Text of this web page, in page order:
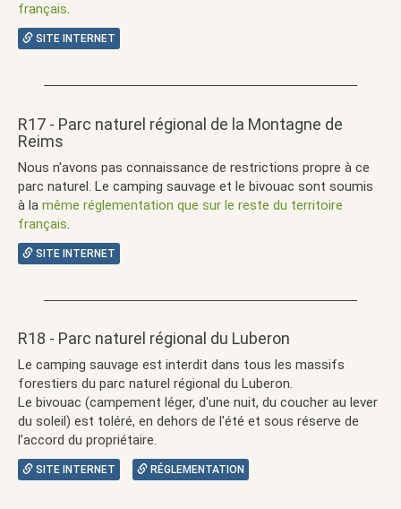
français.
SITE INTERNET
R17 - Parc naturel régional de la Montagne de
Reims
Nous n'avons pas connaissance de restrictions propre à ce
parc naturel. Le camping sauvage et le bivouac sont soumis
à la même réglementation que sur le reste du territoire
français.
SITE INTERNET
R18 - Parc naturel régional du Luberon
Le camping sauvage est interdit dans tous les massifs
forestiers du parc naturel régional du Luberon.
Le bivouac (campement léger, d'une nuit, du coucher au lever
du soleil) est toléré, en dehors de l'été et sous réserve de
l’accord du propriétaire.
SITE INTERNET RÉGLEMENTATION